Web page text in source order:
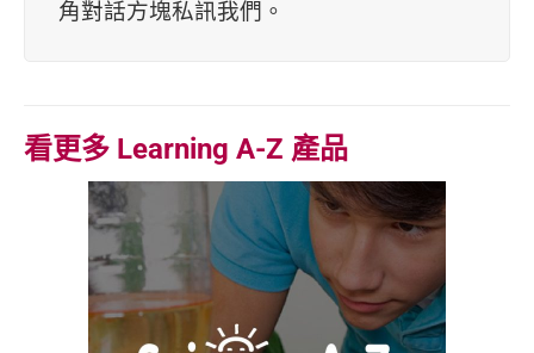
角對話方塊私訊我們。
看更多 Learning A-Z 產品